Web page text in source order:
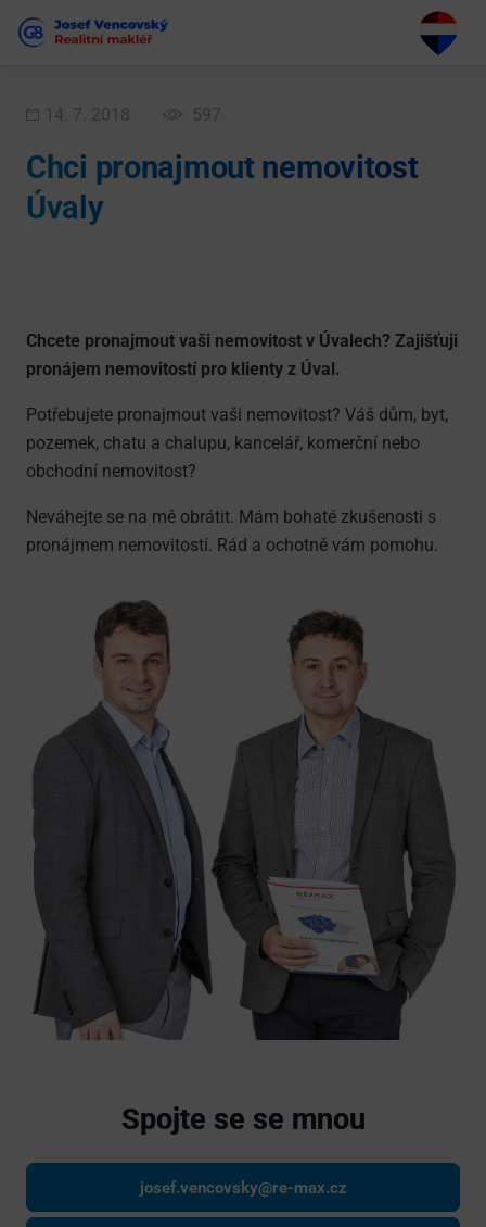
14. 7. 2018 597
Chci pronajmout nemovitost
Úvaly
Chcete pronajmout vaši nemovitost v Úvalech? Zajišťuji
pronájem nemovitostí pro klienty z Úval.
Potřebujete pronajmout vaši nemovitost? Váš dům, byt,
pozemek, chatu a chalupu, kancelář, komerční nebo
obchodní nemovitost?
Neváhejte se na mě obrátit. Mám bohaté zkušenosti s
pronájmem nemovitostí. Rád a ochotně vám pomohu.
Spojte se se mnou
josef.vencovsky@re-max.cz